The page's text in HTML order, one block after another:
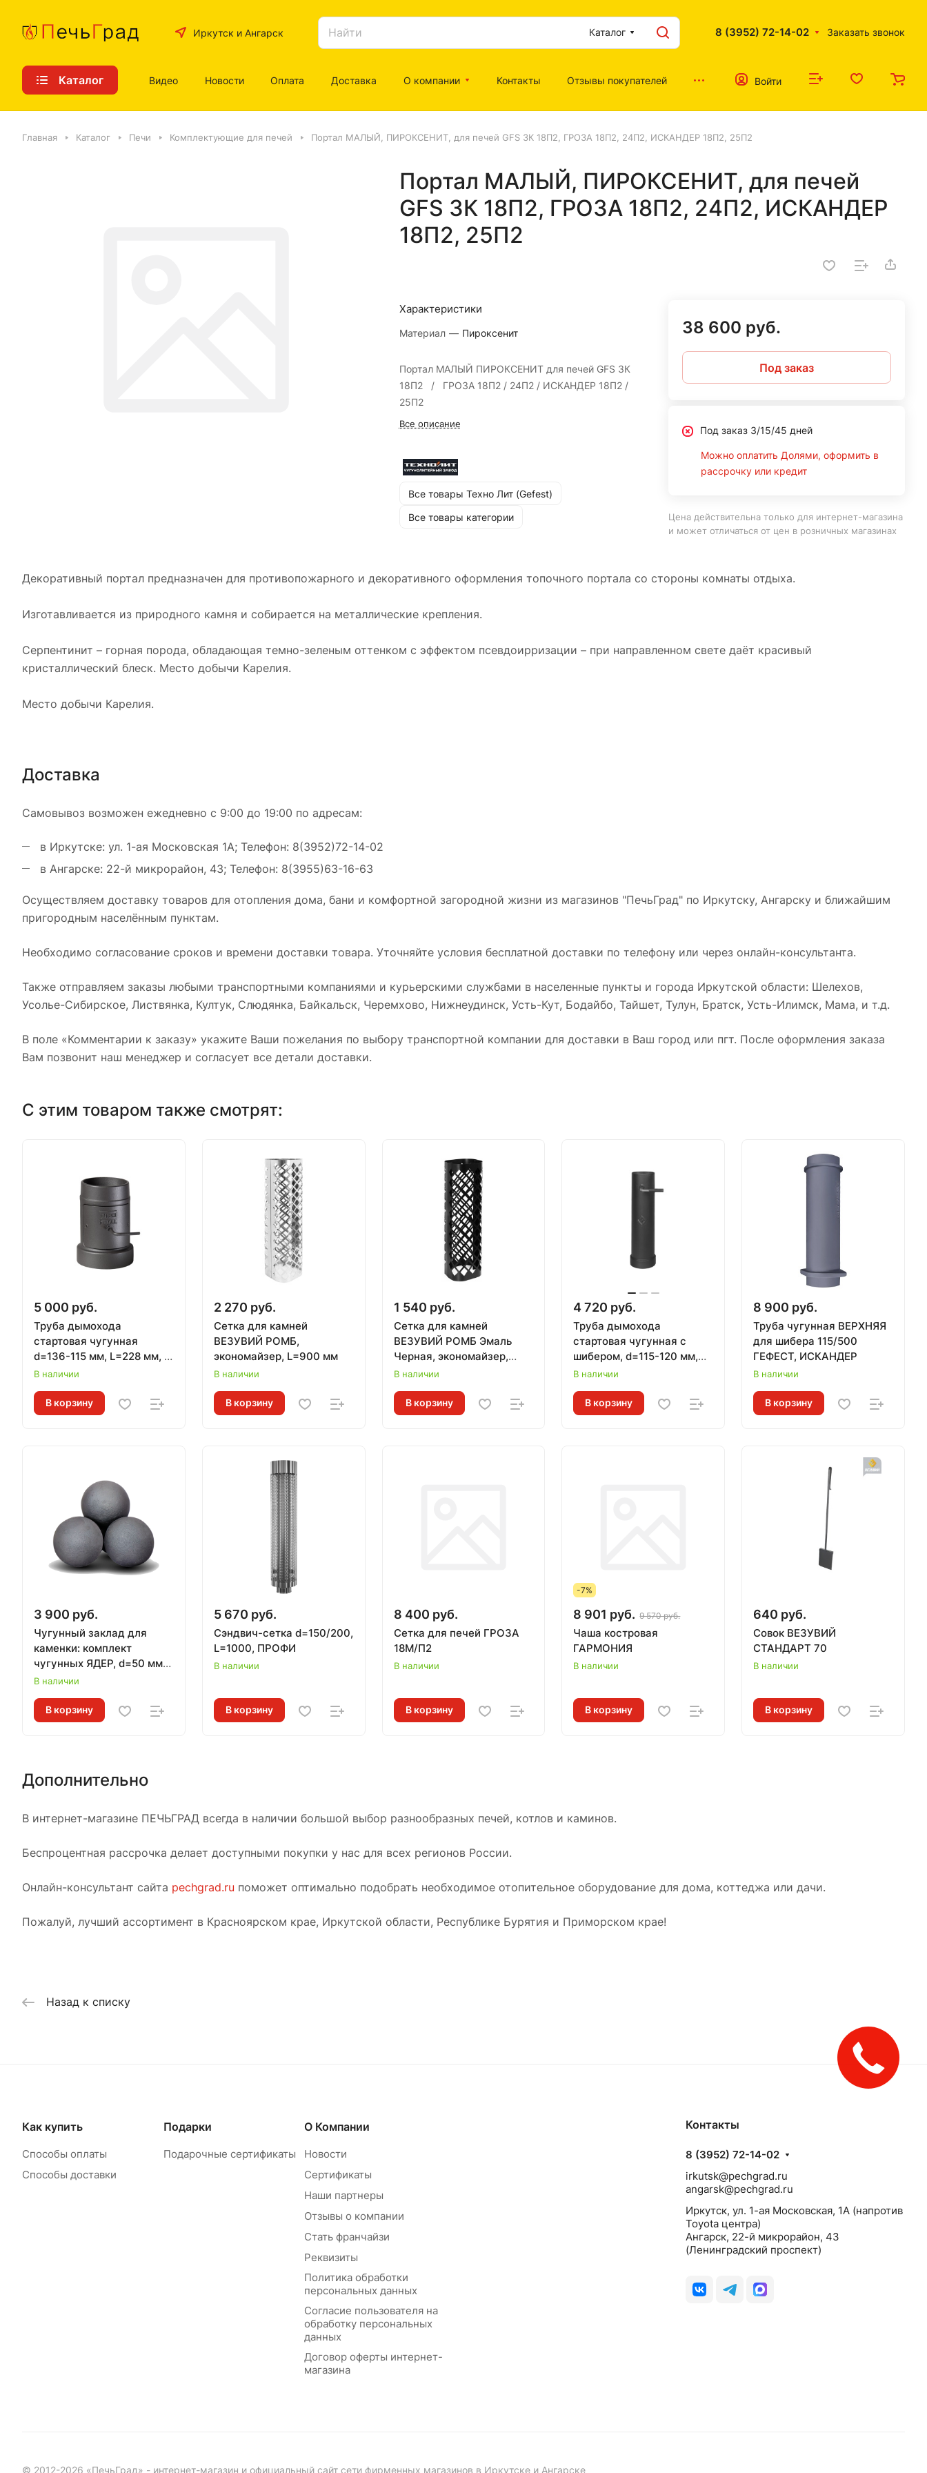
Иркутск и Ангарск Каталог 8 (3952) 72-14-02 Заказать звонок
Каталог Видео Новости Оплата Доставка О компании Контакты Отзывы покупателей Войти
Главная Каталог Печи Комплектующие для печей Портал МАЛЫЙ, ПИРОКСЕНИТ, для печей GFS ЗК 18П2, ГРОЗА 18П2, 24П2, ИСКАНДЕР 18П2, 25П2
Портал МАЛЫЙ, ПИРОКСЕНИТ, для печей
GFS ЗК 18П2, ГРОЗА 18П2, 24П2, ИСКАНДЕР
18П2, 25П2
Характеристики
Материал — Пироксенит
Портал МАЛЫЙ ПИРОКСЕНИТ для печей GFS ЗК
18П2 / ГРОЗА 18П2 / 24П2 / ИСКАНДЕР 18П2 /
25П2
Все описание
Все товары Техно Лит (Gefest)
Все товары категории
38 600 руб.
Под заказ
Под заказ 3/15/45 дней
Можно оплатить Долями, оформить в
рассрочку или кредит
Цена действительна только для интернет-магазина
и может отличаться от цен в розничных магазинах
Декоративный портал предназначен для противопожарного и декоративного оформления топочного портала со стороны комнаты отдыха.
Изготавливается из природного камня и собирается на металлические крепления.
Серпентинит – горная порода, обладающая темно-зеленым оттенком с эффектом псевдоирризации – при направленном свете даёт красивый
кристаллический блеск. Место добычи Карелия.
Место добычи Карелия.
Доставка
Самовывоз возможен ежедневно с 9:00 до 19:00 по адресам:
в Иркутске: ул. 1-ая Московская 1А; Телефон: 8(3952)72-14-02
в Ангарске: 22-й микрорайон, 43; Телефон: 8(3955)63-16-63
Осуществляем доставку товаров для отопления дома, бани и комфортной загородной жизни из магазинов "ПечьГрад" по Иркутску, Ангарску и ближайшим
пригородным населённым пунктам.
Необходимо согласование сроков и времени доставки товара. Уточняйте условия бесплатной доставки по телефону или через онлайн-консультанта.
Также отправляем заказы любыми транспортными компаниями и курьерскими службами в населенные пункты и города Иркутской области: Шелехов,
Усолье-Сибирское, Листвянка, Култук, Слюдянка, Байкальск, Черемхово, Нижнеудинск, Усть-Кут, Бодайбо, Тайшет, Тулун, Братск, Усть-Илимск, Мама, и т.д.
В поле «Комментарии к заказу» укажите Ваши пожелания по выбору транспортной компании для доставки в Ваш город или пгт. После оформления заказа
Вам позвонит наш менеджер и согласует все детали доставки.
С этим товаром также смотрят:
5 000 руб.
Труба дымохода
стартовая чугунная
d=136-115 мм, L=228 мм, с
РЕВИЗИЕЙ и ШИБЕРОМ,
В наличии
В корзину
2 270 руб.
Сетка для камней
ВЕЗУВИЙ РОМБ,
экономайзер, L=900 мм
В наличии
В корзину
1 540 руб.
Сетка для камней
ВЕЗУВИЙ РОМБ Эмаль
Черная, экономайзер,
L=900 мм
В наличии
В корзину
4 720 руб.
Труба дымохода
стартовая чугунная с
шибером, d=115-120 мм,
L=500 мм, ВЕЗУВИЙ
В наличии
В корзину
8 900 руб.
Труба чугунная ВЕРХНЯЯ
для шибера 115/500
ГЕФЕСТ, ИСКАНДЕР
В наличии
В корзину
3 900 руб.
Чугунный заклад для
каменки: комплект
чугунных ЯДЕР, d=50 мм
(12 шт), ГЕФЕСТ
В наличии
В корзину
5 670 руб.
Сэндвич-сетка d=150/200,
L=1000, ПРОФИ
В наличии
В корзину
8 400 руб.
Сетка для печей ГРОЗА
18М/П2
В наличии
В корзину
-7%
8 901 руб. 9 570 руб.
Чаша костровая
ГАРМОНИЯ
В наличии
В корзину
640 руб.
Совок ВЕЗУВИЙ
СТАНДАРТ 70
В наличии
В корзину
Дополнительно
В интернет-магазине ПЕЧЬГРАД всегда в наличии большой выбор разнообразных печей, котлов и каминов.
Беспроцентная рассрочка делает доступными покупки у нас для всех регионов России.
Онлайн-консультант сайта pechgrad.ru поможет оптимально подобрать необходимое отопительное оборудование для дома, коттеджа или дачи.
Пожалуй, лучший ассортимент в Красноярском крае, Иркутской области, Республике Бурятия и Приморском крае!
Назад к списку
Как купить
Способы оплаты
Способы доставки
Подарки
Подарочные сертификаты
О Компании
Новости
Сертификаты
Наши партнеры
Отзывы о компании
Стать франчайзи
Реквизиты
Политика обработки
персональных данных
Согласие пользователя на
обработку персональных
данных
Договор оферты интернет-
магазина
Контакты
8 (3952) 72-14-02
irkutsk@pechgrad.ru
angarsk@pechgrad.ru
Иркутск, ул. 1-ая Московская, 1А (напротив
Toyota центра)
Ангарск, 22-й микрорайон, 43
(Ленинградский проспект)
© 2012-2026 «ПечьГрад» - интернет-магазин и официальный сайт сети фирменных магазинов в Иркутске и Ангарске
Закажите
звонок!